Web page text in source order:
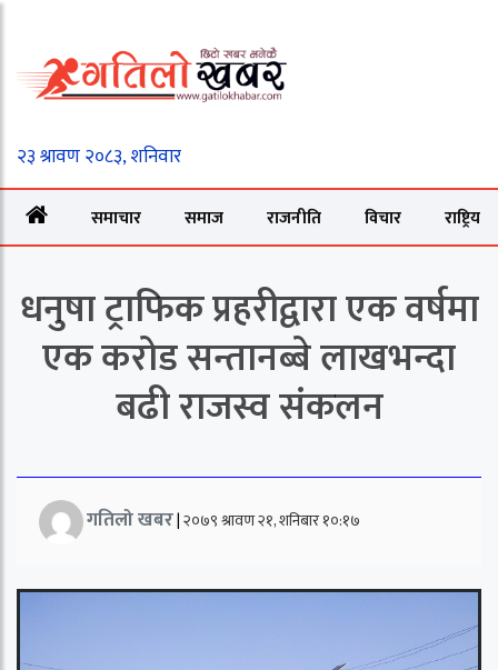
समाचार समाज राजनीति विचार राष्ट्रिय
धनुषा ट्राफिक प्रहरीद्वारा एक वर्षमा
एक करोड सन्तानब्बे लाखभन्दा
बढी राजस्व संकलन
गतिलो खबर|२०७९ श्रावण २१, शनिबार १०:१७